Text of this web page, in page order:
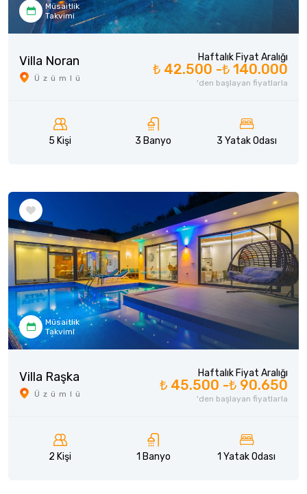
Müsaitlik
Takvimi
Villa Noran
Üzümlü
Haftalık Fiyat Aralığı
₺ 42.500 -₺ 140.000
'den başlayan fiyatlarla
5 Kişi 3 Banyo 3 Yatak Odası
Müsaitlik
Takvimi
Villa Raşka
Üzümlü
Haftalık Fiyat Aralığı
₺ 45.500 -₺ 90.650
'den başlayan fiyatlarla
2 Kişi 1 Banyo 1 Yatak Odası